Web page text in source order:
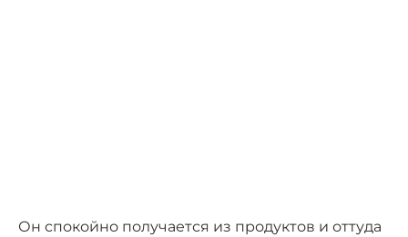
Он спокойно получается из продуктов и оттуда